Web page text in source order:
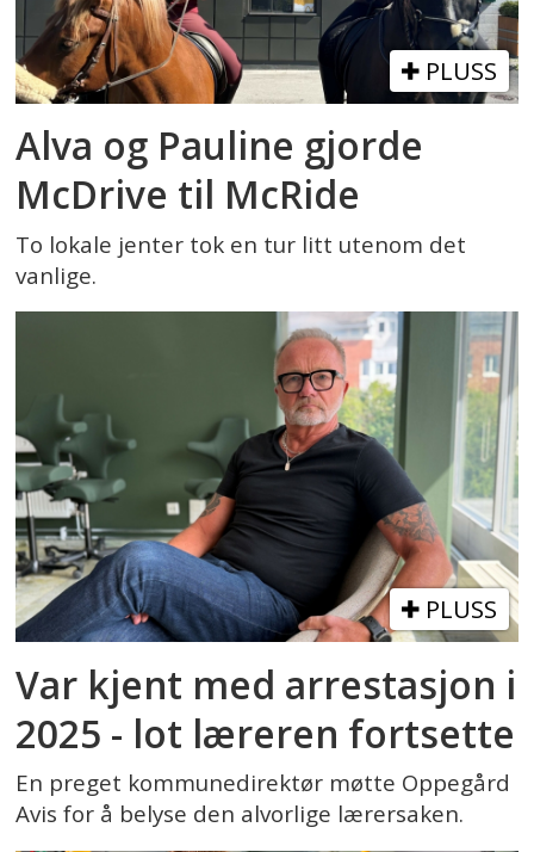
PLUSS
Alva og Pauline gjorde
McDrive til McRide
To lokale jenter tok en tur litt utenom det
vanlige.
PLUSS
Var kjent med arrestasjon i
2025 - lot læreren fortsette
En preget kommunedirektør møtte Oppegård
Avis for å belyse den alvorlige lærersaken.